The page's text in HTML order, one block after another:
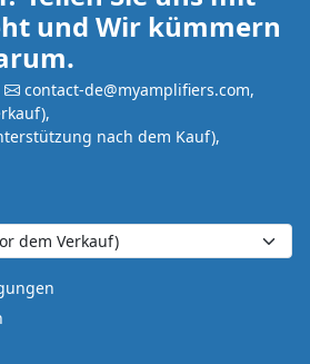
und Wir kümmern
contact-de@myamplifiers.com,
,
nach dem Kauf),